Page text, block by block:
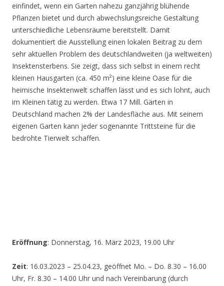
einfindet, wenn ein Garten nahezu ganzjährig blühende
Pflanzen bietet und durch abwechslungsreiche Gestaltung
unterschiedliche Lebensräume bereitstellt. Damit
dokumentiert die Ausstellung einen lokalen Beitrag zu dem
sehr aktuellen Problem des deutschlandweiten (ja weltweiten)
Insektensterbens. Sie zeigt, dass sich selbst in einem recht
kleinen Hausgarten (ca. 450 m²) eine kleine Oase für die
heimische Insektenwelt schaffen lässt und es sich lohnt, auch
im Kleinen tätig zu werden. Etwa 17 Mill. Gärten in
Deutschland machen 2% der Landesfläche aus. Mit seinem
eigenen Garten kann jeder sogenannte Trittsteine für die
bedrohte Tierwelt schaffen.
Eröffnung: Donnerstag, 16. März 2023, 19.00 Uhr
Zeit: 16.03.2023 – 25.04.23, geöffnet Mo. – Do. 8.30 – 16.00
Uhr, Fr. 8.30 – 14.00 Uhr und nach Vereinbarung (durch